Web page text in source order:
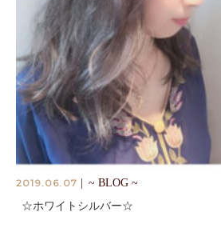
2019.06.07
~ BLOG ~
☆ホワイトシルバー☆